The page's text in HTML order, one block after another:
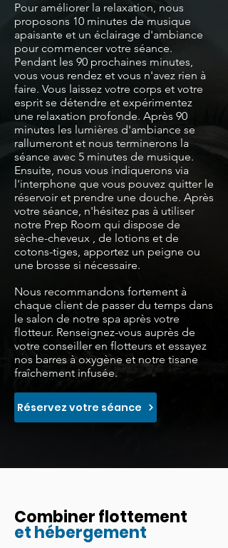
Pour améliorer la relaxation, nous
proposons 10 minutes de musique
apaisante et un éclairage d'ambiance
pour commencer votre séance.
Pendant les 90 prochaines minutes,
vous vous rendez et vous n'avez rien à
faire. Vous laissez votre corps et votre
esprit se détendre et expérimentez
une relaxation profonde. Après 90
minutes les lumières d'ambiance se
rallumeront et nous terminerons la
séance avec 5 minutes de musique.
Ensuite, nous vous indiquerons via
l'interphone que vous pouvez quitter le
réservoir et prendre une douche. Après
votre séance, n'hésitez pas à utiliser
notre Prep Room qui dispose de
sèche-cheveux , de lotions et de
cotons-tiges, apportez un peigne ou
une brosse si nécessaire.
Nous recommandons fortement à
chaque client de passer du temps dans
le salon de notre spa après votre
flotteur. Renseignez-vous auprès de
votre conseiller en flotteurs et essayez
nos barres à oxygène et notre tisane
fraîchement infusée.
Réservez votre séance
Combiner flottement
et hébergement